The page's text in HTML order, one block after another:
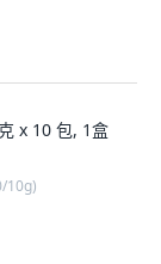
x 10 包, 1盒
10g)